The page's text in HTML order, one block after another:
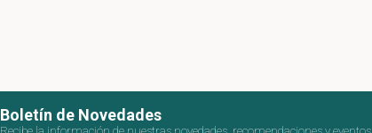
Boletín de Novedades